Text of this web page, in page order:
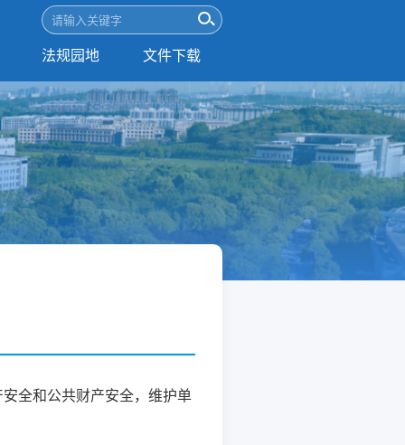
法规园地 文件下载
全和公共财产安全，维护单